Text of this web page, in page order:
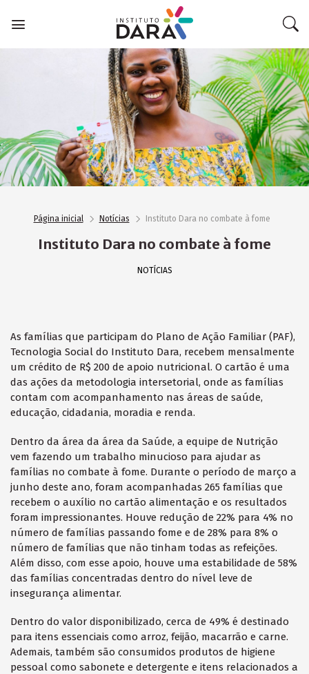
Página inicial Notícias Instituto Dara no combate à fome
Instituto Dara no combate à fome
NOTÍCIAS
As famílias que participam do Plano de Ação Familiar (PAF),
Tecnologia Social do Instituto Dara, recebem mensalmente
um crédito de R$ 200 de apoio nutricional. O cartão é uma
das ações da metodologia intersetorial, onde as famílias
contam com acompanhamento nas áreas de saúde,
educação, cidadania, moradia e renda.
Dentro da área da área da Saúde, a equipe de Nutrição
vem fazendo um trabalho minucioso para ajudar as
famílias no combate à fome. Durante o período de março a
junho deste ano, foram acompanhadas 265 famílias que
recebem o auxílio no cartão alimentação e os resultados
foram impressionantes. Houve redução de 22% para 4% no
número de famílias passando fome e de 28% para 8% o
número de famílias que não tinham todas as refeições.
Além disso, com esse apoio, houve uma estabilidade de 58%
das famílias concentradas dentro do nível leve de
insegurança alimentar.
Dentro do valor disponibilizado, cerca de 49% é destinado
para itens essenciais como arroz, feijão, macarrão e carne.
Ademais, também são consumidos produtos de higiene
pessoal como sabonete e detergente e itens relacionados a